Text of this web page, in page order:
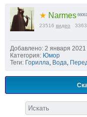
★ Narmes
23516 видео 3363
Добавлено: 2 января 2021
Категория: Юмор
Теги: Горилла, Вода,